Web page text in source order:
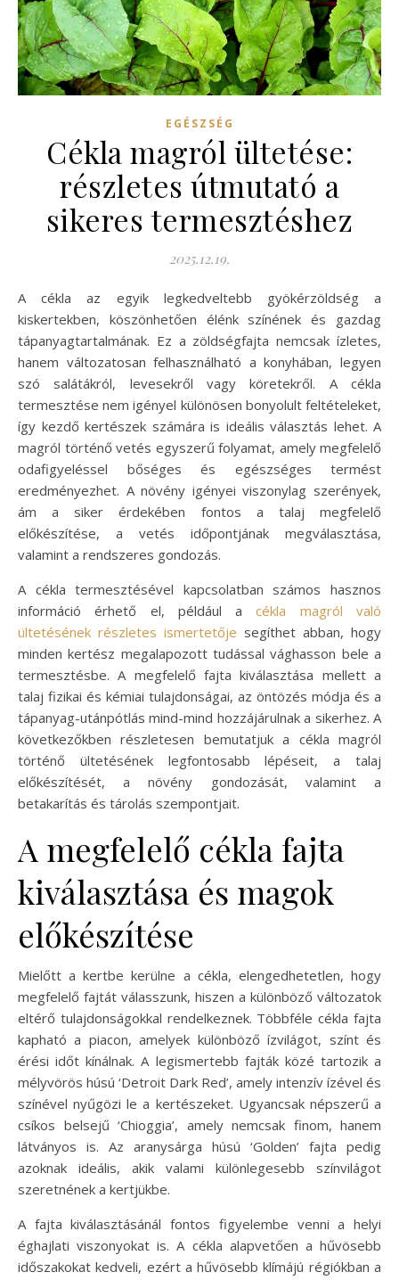
EGÉSZSÉG
Cékla magról ültetése:
részletes útmutató a
sikeres termesztéshez
2025.12.19.
A cékla az egyik legkedveltebb gyökérzöldség a
kiskertekben, köszönhetően élénk színének és gazdag
tápanyagtartalmának. Ez a zöldségfajta nemcsak ízletes,
hanem változatosan felhasználható a konyhában, legyen
szó salátákról, levesekről vagy köretekről. A cékla
termesztése nem igényel különösen bonyolult feltételeket,
így kezdő kertészek számára is ideális választás lehet. A
magról történő vetés egyszerű folyamat, amely megfelelő
odafigyeléssel bőséges és egészséges termést
eredményezhet. A növény igényei viszonylag szerények,
ám a siker érdekében fontos a talaj megfelelő
előkészítése, a vetés időpontjának megválasztása,
valamint a rendszeres gondozás.
A cékla termesztésével kapcsolatban számos hasznos
információ érhető el, például acékla magról való
ültetésének részletes ismertetője segíthet abban, hogy
minden kertész megalapozott tudással vághasson bele a
termesztésbe. A megfelelő fajta kiválasztása mellett a
talaj fizikai és kémiai tulajdonságai, az öntözés módja és a
tápanyag-utánpótlás mind-mind hozzájárulnak a sikerhez. A
következőkben részletesen bemutatjuk a cékla magról
történő ültetésének legfontosabb lépéseit, a talaj
előkészítését, a növény gondozását, valamint a
betakarítás és tárolás szempontjait.
A megfelelő cékla fajta
kiválasztása és magok
előkészítése
Mielőtt a kertbe kerülne a cékla, elengedhetetlen, hogy
megfelelő fajtát válasszunk, hiszen a különböző változatok
eltérő tulajdonságokkal rendelkeznek. Többféle cékla fajta
kapható a piacon, amelyek különböző ízvilágot, színt és
érési időt kínálnak. A legismertebb fajták közé tartozik a
mélyvörös húsú ‘Detroit Dark Red’, amely intenzív ízével és
színével nyűgözi le a kertészeket. Ugyancsak népszerű a
csíkos belsejű ‘Chioggia’, amely nemcsak finom, hanem
látványos is. Az aranysárga húsú ‘Golden’ fajta pedig
azoknak ideális, akik valami különlegesebb színvilágot
szeretnének a kertjükbe.
A fajta kiválasztásánál fontos figyelembe venni a helyi
éghajlati viszonyokat is. A cékla alapvetően a hűvösebb
időszakokat kedveli, ezért a hűvösebb klímájú régiókban a